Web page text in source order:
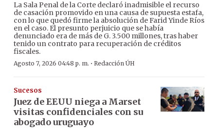
La Sala Penal de la Corte declaró inadmisible el recurso
de casación promovido en una causa de supuesta estafa,
con lo que quedó firme la absolución de Farid Yinde Ríos
en el caso. El presunto perjuicio que se había
denunciado era de más de G. 3.500 millones, tras haber
tenido un contrato para recuperación de créditos
fiscales.
Agosto 7, 2026 04:48 p. m. · Redacción ÚH
Sucesos
Juez de EEUU niega a Marset
visitas confidenciales con su
abogado uruguayo